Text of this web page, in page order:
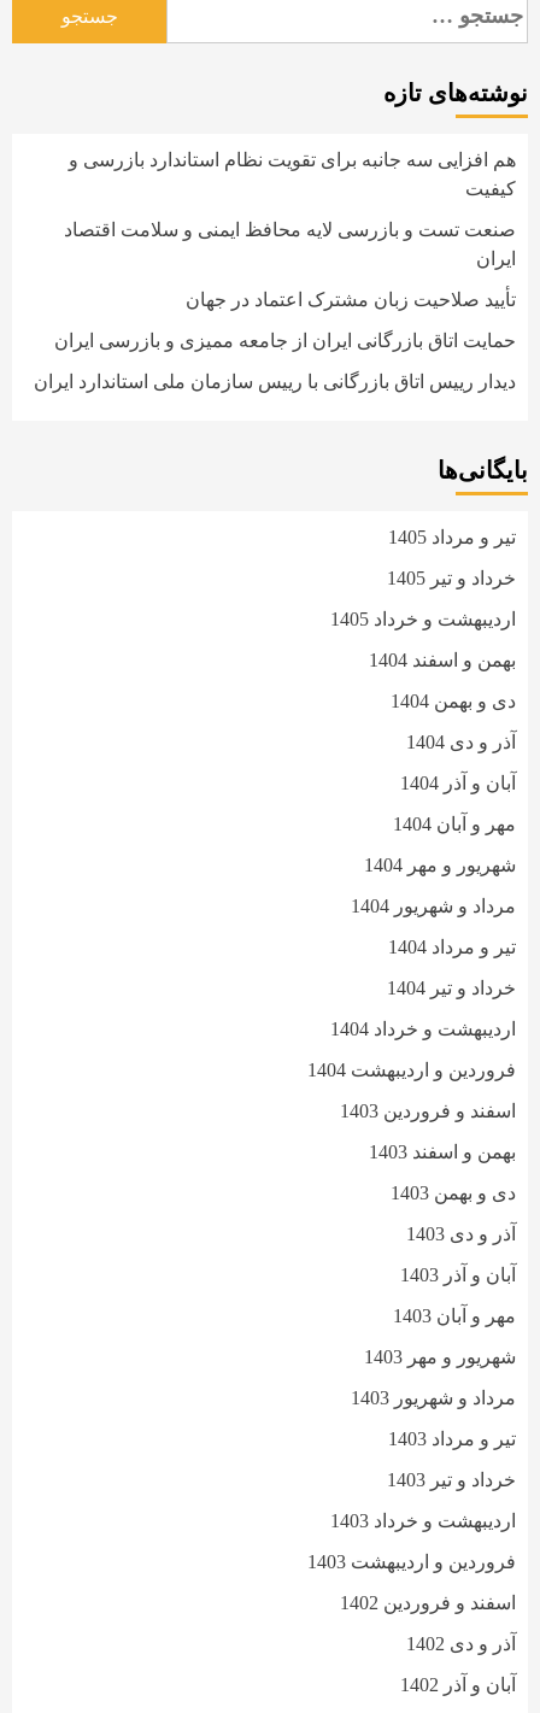
برای:
نوشته‌های تازه
هم افزایی سه جانبه برای تقویت نظام استاندارد بازرسی و
کیفیت
صنعت تست و بازرسی لایه محافظ ایمنی و سلامت اقتصاد
ایران
تأیید صلاحیت زبان مشترک اعتماد در جهان
حمایت اتاق بازرگانی ایران از جامعه ممیزی و بازرسی ایران
دیدار رییس اتاق بازرگانی با رییس سازمان ملی استاندارد ایران
بایگانی‌ها
تیر و مرداد 1405
خرداد و تیر 1405
اردیبهشت و خرداد 1405
بهمن و اسفند 1404
دی و بهمن 1404
آذر و دی 1404
آبان و آذر 1404
مهر و آبان 1404
شهریور و مهر 1404
مرداد و شهریور 1404
تیر و مرداد 1404
خرداد و تیر 1404
اردیبهشت و خرداد 1404
فروردین و اردیبهشت 1404
اسفند و فروردین 1403
بهمن و اسفند 1403
دی و بهمن 1403
آذر و دی 1403
آبان و آذر 1403
مهر و آبان 1403
شهریور و مهر 1403
مرداد و شهریور 1403
تیر و مرداد 1403
خرداد و تیر 1403
اردیبهشت و خرداد 1403
فروردین و اردیبهشت 1403
اسفند و فروردین 1402
آذر و دی 1402
آبان و آذر 1402